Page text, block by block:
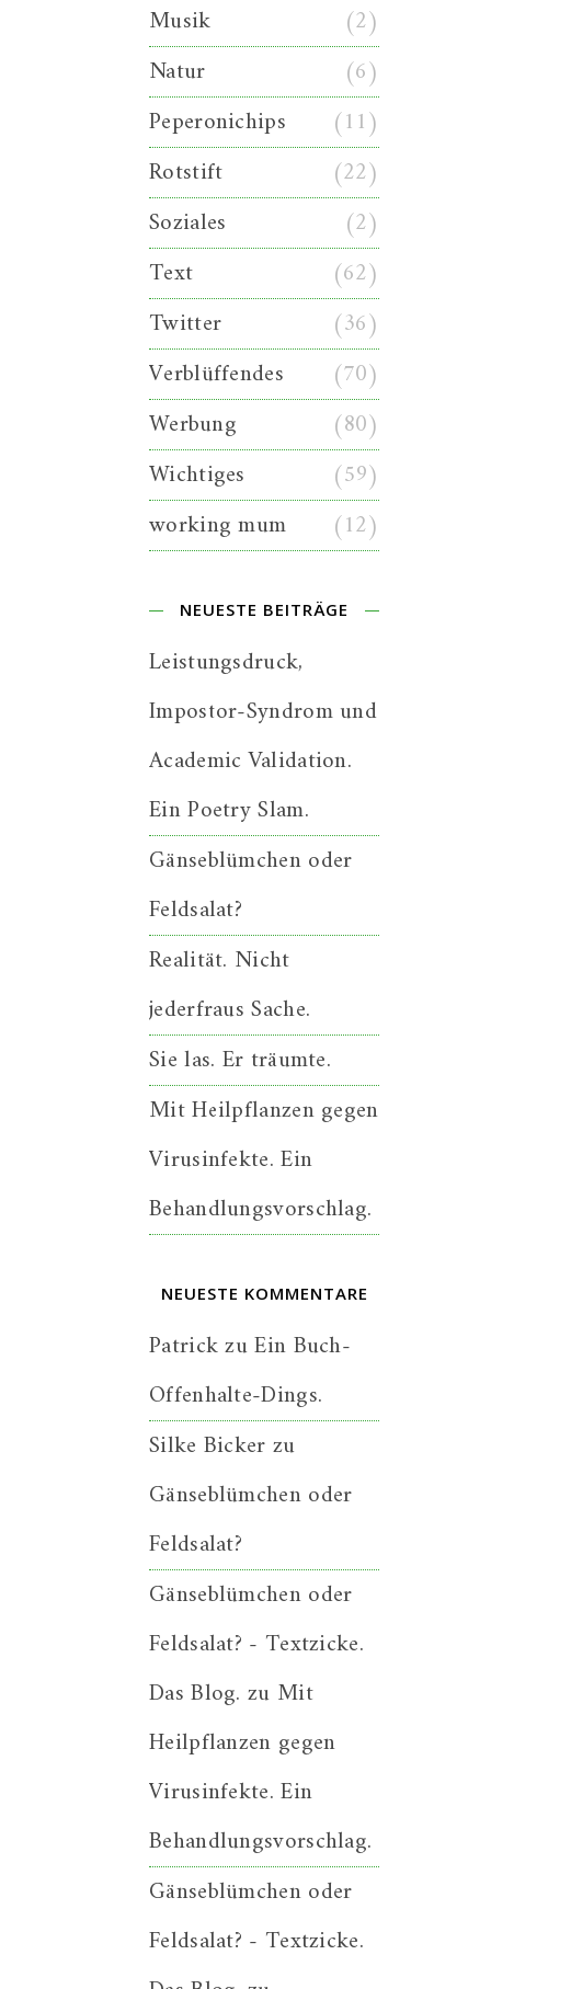
Musik
(2)
Natur
(6)
Peperonichips
(11)
Rotstift
(22)
Soziales
(2)
Text
(62)
Twitter
(36)
Verblüffendes
(70)
Werbung
(80)
Wichtiges
(59)
working mum
(12)
NEUESTE BEITRÄGE
Leistungsdruck,
Impostor-Syndrom und
Academic Validation.
Ein Poetry Slam.
Gänseblümchen oder
Feldsalat?
Realität. Nicht
jederfraus Sache.
Sie las. Er träumte.
Mit Heilpflanzen gegen
Virusinfekte. Ein
Behandlungsvorschlag.
NEUESTE KOMMENTARE
PatrickzuEin Buch-
Offenhalte-Dings.
Silke Bickerzu
Gänseblümchen oder
Feldsalat?
Gänseblümchen oder
Feldsalat? - Textzicke.
Das Blog. zu Mit
Heilpflanzen gegen
Virusinfekte. Ein
Behandlungsvorschlag.
Gänseblümchen oder
Feldsalat? - Textzicke.